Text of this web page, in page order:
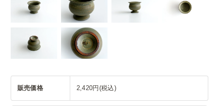
販売価格 2,420円(税込)